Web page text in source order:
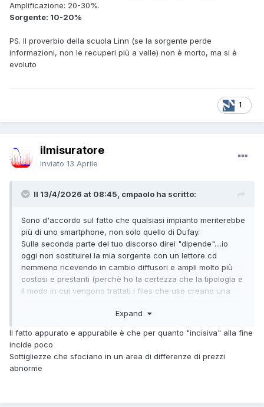
Amplificazione: 20-30%.
Sorgente: 10-20%
PS. Il proverbio della scuola Linn (se la sorgente perde
informazioni, non le recuperi più a valle) non è morto, ma si è
evoluto
1
ilmisuratore
Inviato 13 Aprile
Il 13/4/2026 at 08:45, cmpaolo ha scritto:
Sono d'accordo sul fatto che qualsiasi impianto meriterebbe
più di uno smartphone, non solo quello di Dufay.
Sulla seconda parte del tuo discorso direi "dipende"....io
oggi non sostituirei la mia sorgente con un lettore cd
nemmeno ricevendo in cambio diffusori e ampli molto più
costosi e prestanti (perchè ho la certezza che la tipologia e
il modo in cui vengono trattati i files che uso creano una
Sono comunque discorsi che lasciano il tempo che
Expand
Il fatto appurato e appurabile è che per quanto "incisiva" alla fine
incide poco
Sottigliezze che sfociano in un area di differenze di prezzi
abnorme